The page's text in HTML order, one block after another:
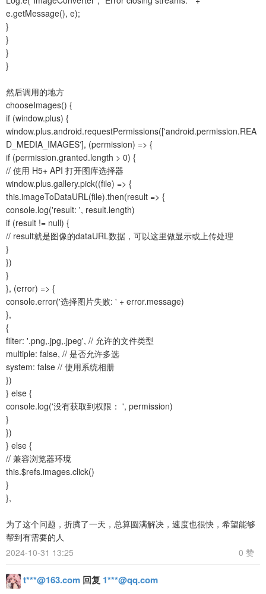
e.getMessage(), e);
}
}
}
}
然后调用的地方
chooseImages() {
if (window.plus) {
window.plus.android.requestPermissions(['android.permission.REA
D_MEDIA_IMAGES'], (permission) => {
if (permission.granted.length > 0) {
// 使用 H5+ API 打开图库选择器
window.plus.gallery.pick((file) => {
this.imageToDataURL(file).then(result => {
console.log('result: ', result.length)
if (result != null) {
// result就是图像的dataURL数据，可以这里做显示或上传处理
}
})
}
}, (error) => {
console.error('选择图片失败: ' + error.message)
},
{
filter: '.png,.jpg,.jpeg', // 允许的文件类型
multiple: false, // 是否允许多选
system: false // 使用系统相册
})
} else {
console.log('没有获取到权限： ', permission)
}
})
} else {
// 兼容浏览器环境
this.$refs.images.click()
}
},
为了这个问题，折腾了一天，总算圆满解决，速度也很快，希望能够
帮到有需要的人
2024-10-31 13:25
0 赞
t***@163.com 回复 1***@qq.com